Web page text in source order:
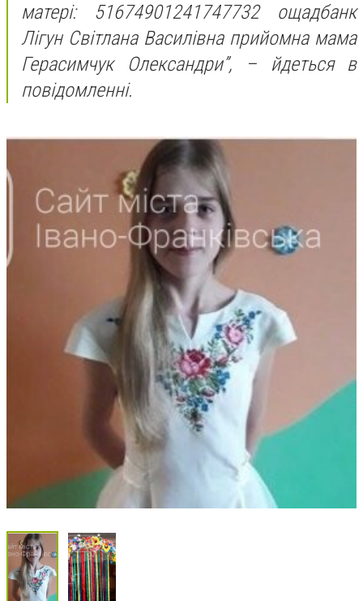
матері: 51674901241747732 ощадбанк
Лігун Світлана Василівна прийомна мама
Герасимчук Олександри”, – йдеться в
повідомленні.